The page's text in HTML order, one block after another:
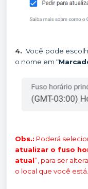
4. Você pode
o nome em “
Obs.: Poderá
atualizar o fuso
atual”, para ser
o local que você está.